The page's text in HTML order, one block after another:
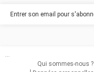
...
Qui sommes-nous ?